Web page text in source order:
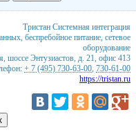
Тристан Системная интеграция
беспребойное питание, сетевое
оборудование
, шоссе Энтузиастов, д. 21, офис 413
+ 7 (495) 730-63-00, 730-61-00
https://tristan.ru